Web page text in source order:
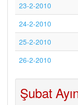
23-2-2010
24-2-2010
25-2-2010
26-2-2010
Şubat